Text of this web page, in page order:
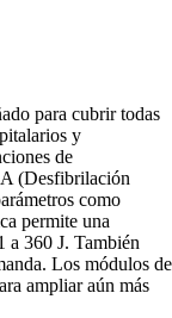
para cubrir todas
y
de
(Desfibrilación
como
permite una
a 360 J. También
Los módulos de
ampliar aún más